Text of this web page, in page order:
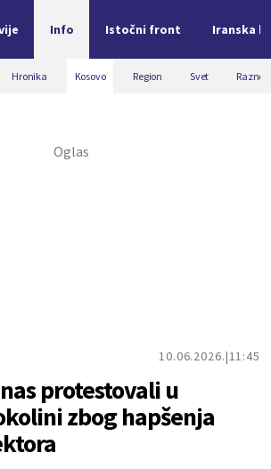
Info Istočni front Iranska
Hronika Kosovo Region Svet Razno
10.06.2026. 11:45
protestovali u
zbog hapšenja